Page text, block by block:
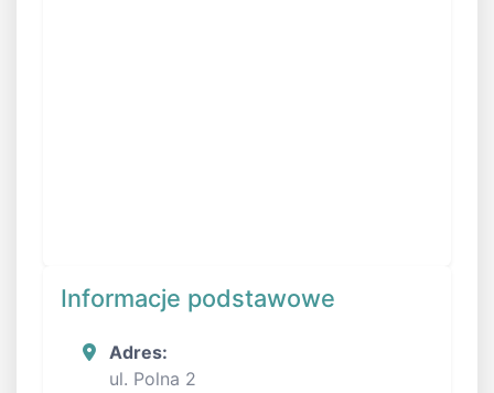
Informacje podstawowe
Adres:
ul. Polna 2